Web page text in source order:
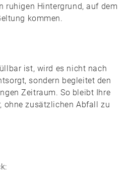
ruhigen Hintergrund, auf dem
kommen.
ist, wird es nicht nach
sondern begleitet den
Zeitraum. So bleibt Ihre
ohne zusätzlichen Abfall zu